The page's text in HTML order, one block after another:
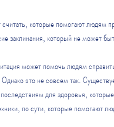
которые помогают людям
заклинания, который не может
может помочь людям
Однако это не совсем так.
для здоровья,
по сути, которые помогают